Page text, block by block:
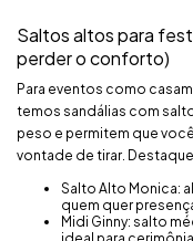
Saltos altos para
perder o conforto)
Para eventos como
temos sandálias com
peso e permitem que
vontade de tirar.
Salto Alto Monica:
quem quer
Midi Ginny: salto